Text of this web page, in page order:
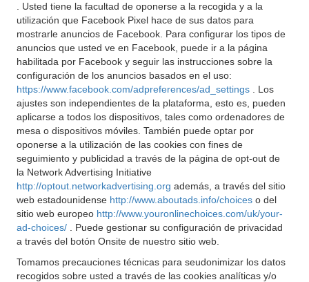
. Usted tiene la facultad de oponerse a la recogida y a la
utilización que Facebook Pixel hace de sus datos para
mostrarle anuncios de Facebook. Para configurar los tipos de
anuncios que usted ve en Facebook, puede ir a la página
habilitada por Facebook y seguir las instrucciones sobre la
configuración de los anuncios basados en el uso:
https://www.facebook.com/adpreferences/ad_settings
. Los
ajustes son independientes de la plataforma, esto es, pueden
aplicarse a todos los dispositivos, tales como ordenadores de
mesa o dispositivos móviles. También puede optar por
oponerse a la utilización de las cookies con fines de
seguimiento y publicidad a través de la página de opt-out de
la Network Advertising Initiative
http://optout.networkadvertising.org además, a través del sitio
web estadounidense http://www.aboutads.info/choices o del
sitio web europeo http://www.youronlinechoices.com/uk/your-
ad-choices/
. Puede gestionar su configuración de privacidad
a través del botón Onsite de nuestro sitio web.
Tomamos precauciones técnicas para seudonimizar los datos
recogidos sobre usted a través de las cookies analíticas y/o